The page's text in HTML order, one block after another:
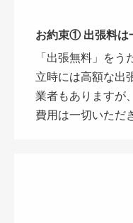
お約束① 出張料は
「出張無料」を
立時には高額な出
業者もありますが
費用は一切いただ